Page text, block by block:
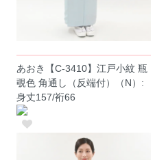
あおき【C-3410】江戸小紋 瓶
覗色 角通し（反端付）（N）:
身丈157/裄66